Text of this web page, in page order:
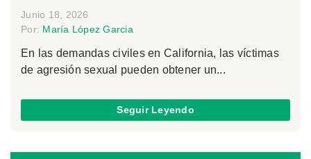
Junio 18, 2026
Por: María López Garcia
En las demandas civiles en California, las víctimas
de agresión sexual pueden obtener un...
Seguir Leyendo